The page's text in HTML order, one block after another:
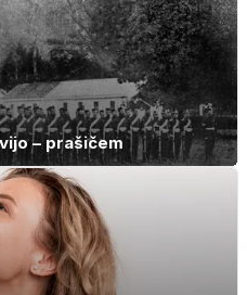
– prašičem